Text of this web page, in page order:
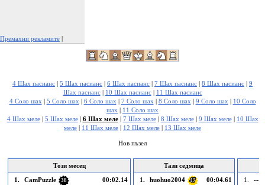
Премахни рекламите |
4 Шах пасианс | 5 Шах пасианс | 6 Шах пасианс | 7 Шах пасианс | 8 Шах пасианс | 9
Шах пасианс| 10 Шах пасианс| 11 Шах пасианс
4 Соло шах | 5 Соло шах | 6 Соло шах | 7 Соло шах | 8 Соло шах | 9 Соло шах | 10 Соло
шах | 11 Соло шах
4 Шах меле| 5 Шах меле| 6 Шах меле| 7 Шах меле| 8 Шах меле| 9 Шах меле| 10 Шах
меле | 11 Шах меле | 12 Шах меле | 13 Шах меле
Нов пъзел
Този месец
1.
CamPuzzle 38
00:02.14
Тази седмица
1.
huohuo2004 47
00:04.61
1.
---